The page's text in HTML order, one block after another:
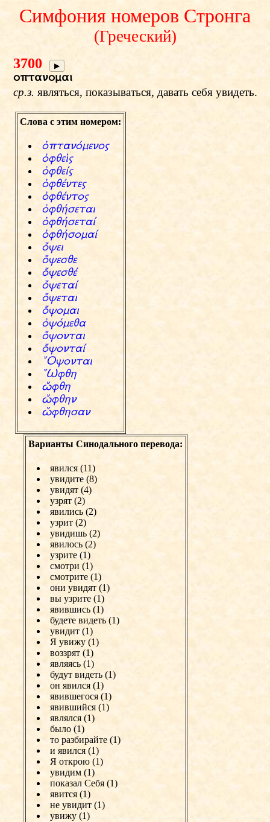
Симфония номеров Стронга
(Греческий)
3700 ▶
optanomai
ср.з. являться, показываться, давать себя увидеть.
Слова с этим номером:
фptanсmenow
фfyeЬw
фfyeЫw
фfyЎntew
фfyЎntow
фfy®setai
фfy®setaЫ
фfy®somaЫ
цcei
цcesye
цcesyЎ
цcetaЫ
цcetai
цcomai
фcсmeya
цcontai
цcontaЫ
…Ocontai
…Vfyh
Кfyh
Кfyhn
Кfyhsan
Варианты Синодального перевода:
явился (11)
увидите (8)
увидят (4)
узрят (2)
явились (2)
узрит (2)
увидишь (2)
явилось (2)
узрите (1)
смотри (1)
смотрите (1)
они увидят (1)
вы узрите (1)
явившись (1)
будете видеть (1)
увидит (1)
Я увижу (1)
воззрят (1)
являясь (1)
будут видеть (1)
он явился (1)
явившегося (1)
явившийся (1)
являлся (1)
было (1)
то разбирайте (1)
и явился (1)
Я открою (1)
увидим (1)
показал Себя (1)
явится (1)
не увидит (1)
увижу (1)